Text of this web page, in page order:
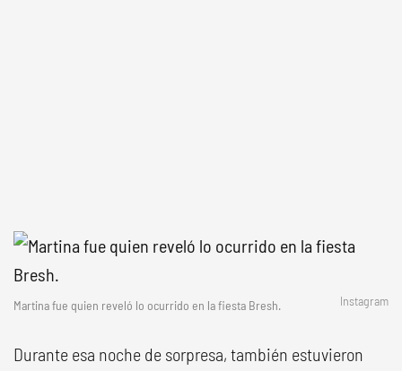
Martina fue quien reveló lo ocurrido en la fiesta Bresh. Instagram
Durante esa noche de sorpresa, también estuvieron